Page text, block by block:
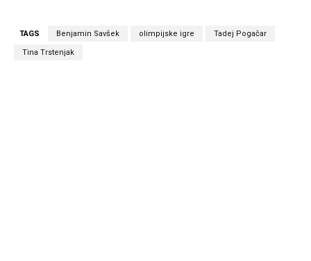
TAGS Benjamin Savšek olimpijske igre Tadej Pogačar
Tina Trstenjak